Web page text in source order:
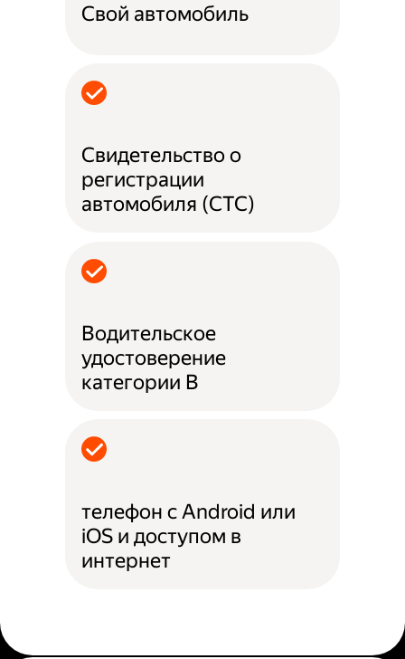
Свой автомобиль
Свидетельство о
регистрации
автомобиля (СТС)
Водительское
удостоверение
категории B
телефон с Android или
iOS и доступом в
интернет